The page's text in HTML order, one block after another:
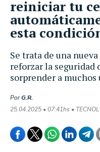
Se trata de una
reforzar la seguridad
sorprender a
PorG.R.
25.04.2025 • 07:41hs •
reiniciar tu
esta